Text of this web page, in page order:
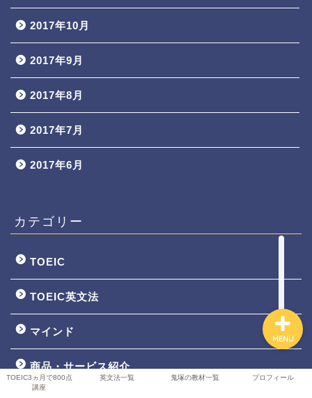
2017年10月
2017年9月
2017年8月
2017年7月
2017年6月
カテゴリー
TOEIC
TOEIC英文法
マインド
商品・サービス紹介
TOEIC3ヵ月で800点
講座
英文法一覧 鬼塚の教材一覧 プロフィール
MENU